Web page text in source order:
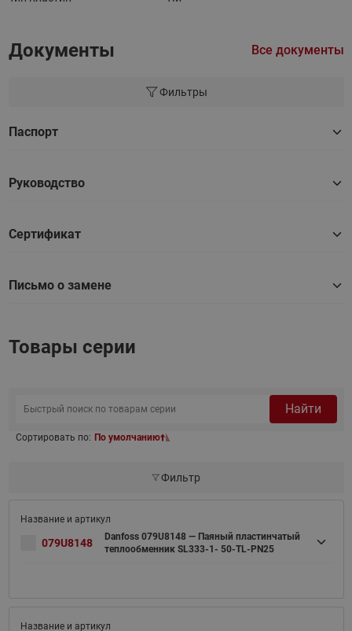
Документы Все документы
Фильтры
Паспорт
Руководство
Сертификат
Письмо о замене
Товары серии
Найти
Сортировать по: По умолчанию
Фильтр
079U8148
Danfoss 079U8148 — Паяный пластинчатый
теплообменник SL333-1- 50-TL-PN25